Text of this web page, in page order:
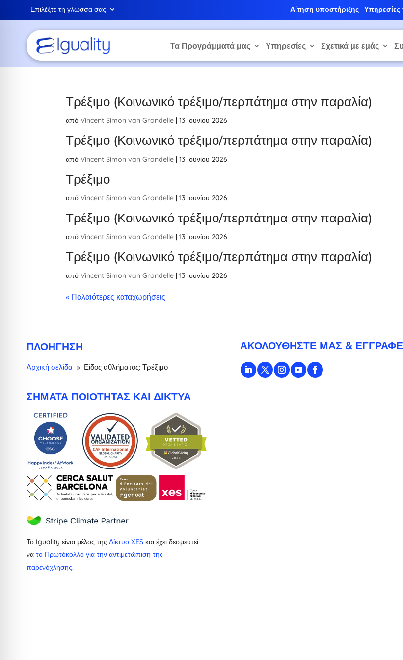
Επιλέξτε τη γλώσσα σας Αίτηση υποστήριξης Υπηρεσίες
Τα Προγράμματά μας Υπηρεσίες Σχετικά με εμάς
Τρέξιμο (Κοινωνικό τρέξιμο/περπάτημα στην παραλία)
απόVincent Simon van Grondelle |13 Ιουνίου 2026
Τρέξιμο (Κοινωνικό τρέξιμο/περπάτημα στην παραλία)
απόVincent Simon van Grondelle |13 Ιουνίου 2026
Τρέξιμο
απόVincent Simon van Grondelle |13 Ιουνίου 2026
Τρέξιμο (Κοινωνικό τρέξιμο/περπάτημα στην παραλία)
απόVincent Simon van Grondelle |13 Ιουνίου 2026
Τρέξιμο (Κοινωνικό τρέξιμο/περπάτημα στην παραλία)
απόVincent Simon van Grondelle |13 Ιουνίου 2026
« Παλαιότερες καταχωρήσεις
ΠΛΟΉΓΗΣΗ
Αρχική σελίδα 9 Είδος αθλήματος: Τρέξιμο
ΣΉΜΑΤΑ ΠΟΙΌΤΗΤΑΣ ΚΑΙ ΔΊΚΤΥΑ
Το Iguality είναι μέλος της Δίκτυο XESκαι έχει δεσμευτεί
να το Πρωτόκολλο για την αντιμετώπιση της
παρενόχλησης.
ΑΚΟΛΟΥΘΉΣΤΕ ΜΑΣ &